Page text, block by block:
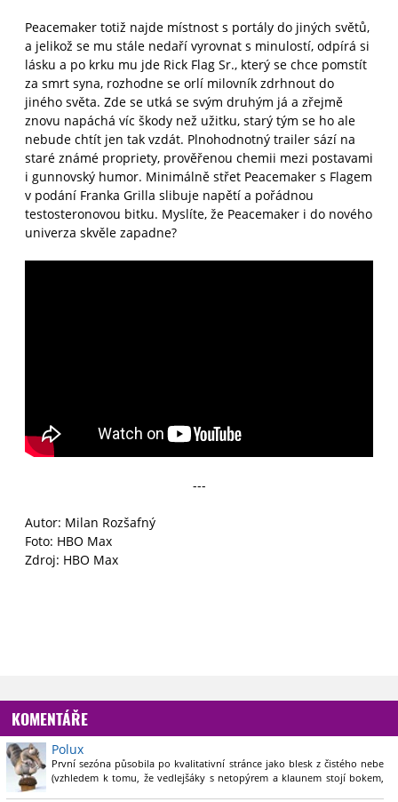
Peacemaker totiž najde místnost s portály do jiných světů,
a jelikož se mu stále nedaří vyrovnat s minulostí, odpírá si
lásku a po krku mu jde Rick Flag Sr., který se chce pomstít
za smrt syna, rozhodne se orlí milovník zdrhnout do
jiného světa. Zde se utká se svým druhým já a zřejmě
znovu napáchá víc škody než užitku, starý tým se ho ale
nebude chtít jen tak vzdát. Plnohodnotný trailer sází na
staré známé propriety, prověřenou chemii mezi postavami
i gunnovský humor. Minimálně střet Peacemaker s Flagem
v podání Franka Grilla slibuje napětí a pořádnou
testosteronovou bitku. Myslíte, že Peacemaker i do nového
univerza skvěle zapadne?
---
Autor: Milan Rozšafný
Foto: HBO Max
Zdroj: HBO Max
KOMENTÁŘE
Polux
První sezóna působila po kvalitativní stránce jako blesk z čistého nebe
(vzhledem k tomu, že vedlejšáky s netopýrem a klaunem stojí bokem,